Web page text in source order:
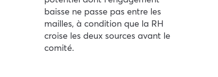
baisse ne passe pas entre les
mailles, à condition que la RH
croise les deux sources avant le
comité.